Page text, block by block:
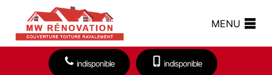
MENU
indisponible indisponible